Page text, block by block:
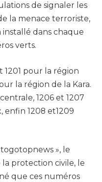
de signaler les
la menace terroriste,
dans chaque
verts.
1201 pour la région
la région de la Kara.
1206 et 1207
enfin 1208 et1209
», le
protection civile, le
que ces numéros